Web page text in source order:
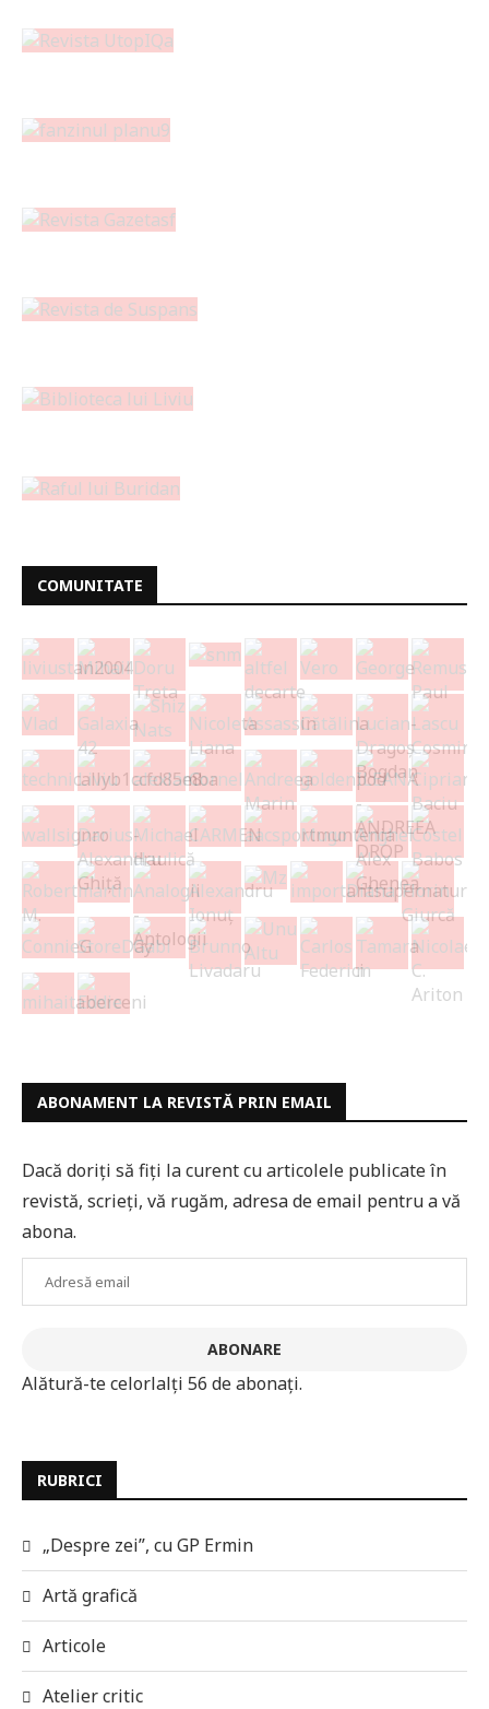
COMUNITATE
ABONAMENT LA REVISTĂ PRIN EMAIL
Dacă doriți să fiți la curent cu articolele publicate în
revistă, scrieți, vă rugăm, adresa de email pentru a vă
abona.
ABONARE
Alătură-te celorlalți 56 de abonați.
RUBRICI
„Despre zei”, cu GP Ermin
Artă grafică
Articole
Atelier critic